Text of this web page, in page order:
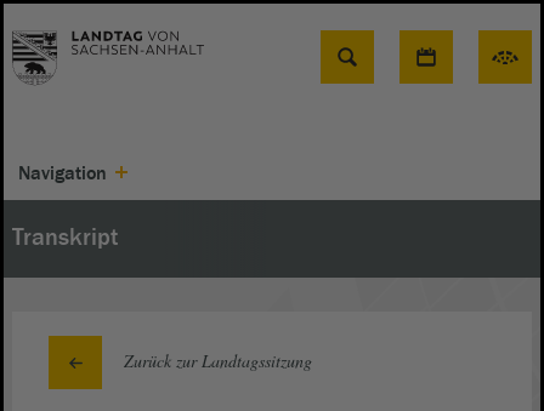
Suche
Navigation
Transkript
Zurück zur Landtagssitzung